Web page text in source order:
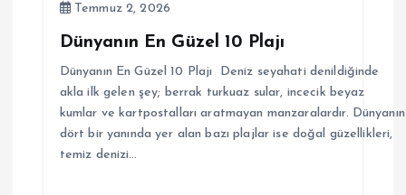
Temmuz 2, 2026
Dünyanın En Güzel 10 Plajı
Dünyanın En Güzel 10 Plajı Deniz seyahati denildiğinde
akla ilk gelen şey; berrak turkuaz sular, incecik beyaz
kumlar ve kartpostalları aratmayan manzaralardır. Dünyanın
dört bir yanında yer alan bazı plajlar ise doğal güzellikleri,
temiz denizi…